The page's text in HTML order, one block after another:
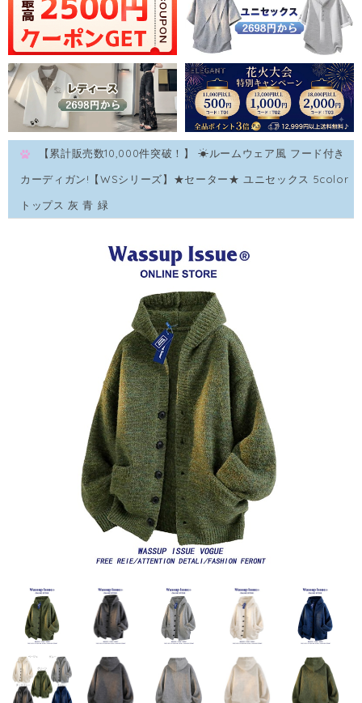
【累計販売数10,000件突破！】 ☀ルームウェア風 フード付き
カーディガン!【WSシリーズ】★セーター★ ユニセックス 5color
トップス 灰 青 緑